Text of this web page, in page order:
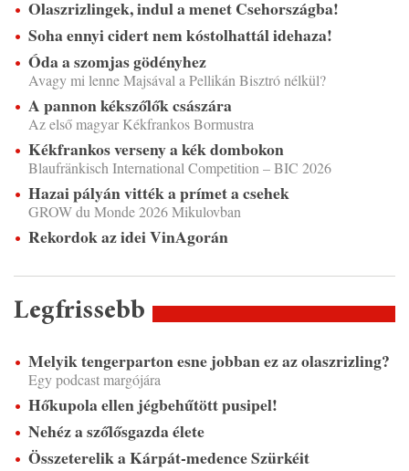
Olaszrizlingek, indul a menet Csehországba!
Soha ennyi cidert nem kóstolhattál idehaza!
Óda a szomjas gödényhez
Avagy mi lenne Majsával a Pellikán Bisztró nélkül?
A pannon kékszőlők császára
Az első magyar Kékfrankos Bormustra
Kékfrankos verseny a kék dombokon
Blaufränkisch International Competition – BIC 2026
Hazai pályán vitték a prímet a csehek
GROW du Monde 2026 Mikulovban
Rekordok az idei VinAgorán
Legfrissebb
Melyik tengerparton esne jobban ez az olaszrizling?
Egy podcast margójára
Hőkupola ellen jégbehűtött pusipel!
Nehéz a szőlősgazda élete
Összeterelik a Kárpát-medence Szürkéit